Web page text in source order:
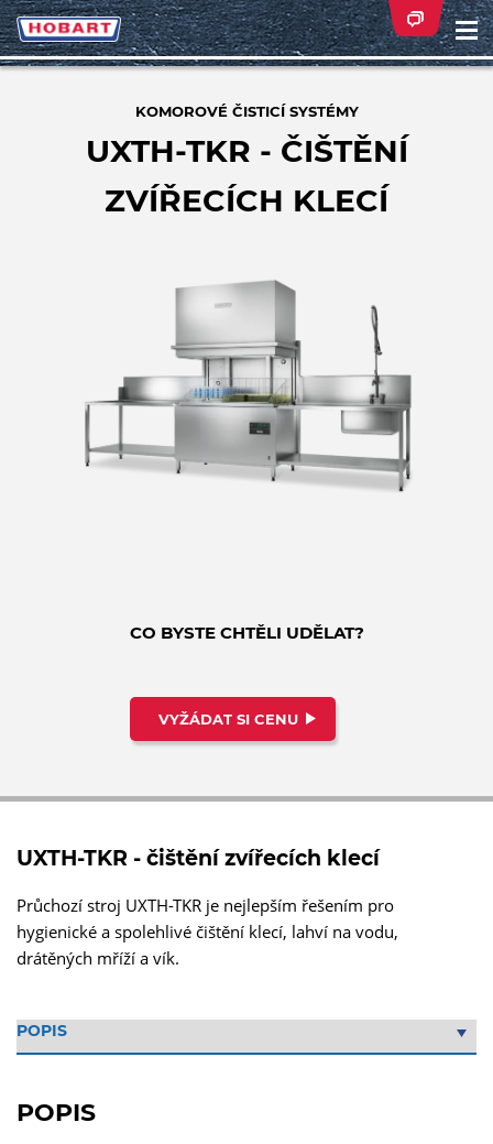
KOMOROVÉ ČISTICÍ SYSTÉMY
UXTH-TKR - ČIŠTĚNÍ
ZVÍŘECÍCH KLECÍ
CO BYSTE CHTĚLI UDĚLAT?
VYŽÁDAT SI CENU
UXTH-TKR - čištění zvířecích klecí
Průchozí stroj UXTH-TKR je nejlepším řešením pro
hygienické a spolehlivé čištění klecí, lahví na vodu,
drátěných mříží a vík.
POPIS